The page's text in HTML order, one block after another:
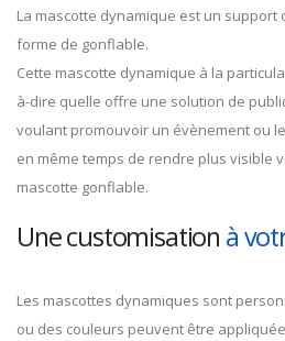
La mascotte dynamique est un support
forme de gonflable.
Cette mascotte dynamique à la
à-dire quelle offre une solution de
voulant promouvoir un évènement ou
en même temps de rendre plus visible
mascotte gonflable.
Une customisation à
Les mascottes dynamiques sont
ou des couleurs peuvent être